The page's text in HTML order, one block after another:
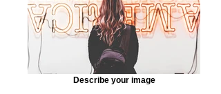
Describe your image